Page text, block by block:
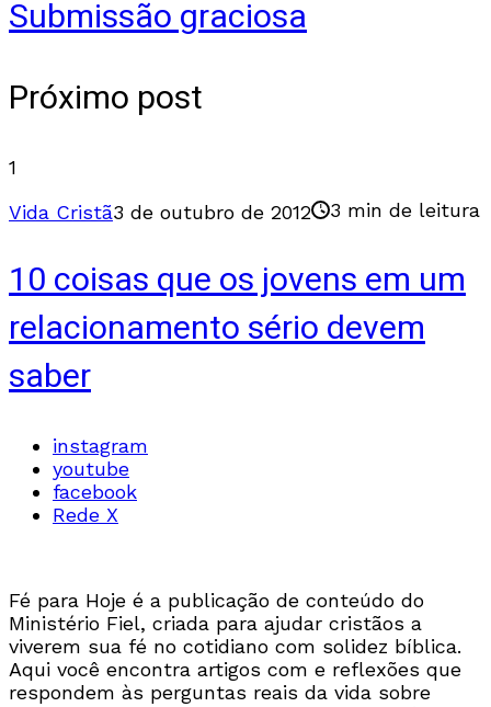
Submissão graciosa
Próximo post
1
Vida Cristã3 de outubro de 2012 3 min de leitura
10 coisas que os jovens em um
relacionamento sério devem
saber
instagram
youtube
facebook
Rede X
Fé para Hoje é a publicação de conteúdo do
Ministério Fiel, criada para ajudar cristãos a
viverem sua fé no cotidiano com solidez bíblica.
Aqui você encontra artigos com e reflexões que
respondem às perguntas reais da vida sobre